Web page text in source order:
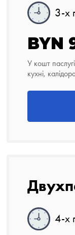
3-х
BYN
У кошт
кухні,
4-х